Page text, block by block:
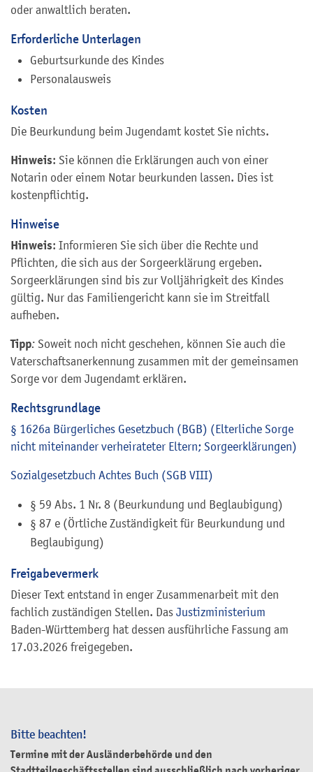
Bitte beachten!
Termine mit der Ausländerbehörde und den
oder anwaltlich beraten.
Erforderliche Unterlagen
Geburtsurkunde des Kindes
Personalausweis
Kosten
Die Beurkundung beim Jugendamt kostet Sie nichts.
Hinweis: Sie können die Erklärungen auch von einer
Notarin oder einem Notar beurkunden lassen. Dies ist
kostenpflichtig.
Hinweise
Hinweis: Informieren Sie sich über die Rechte und
Pflichten, die sich aus der Sorgeerklärung ergeben.
Sorgeerklärungen sind bis zur Volljährigkeit des Kindes
gültig. Nur das Familiengericht kann sie im Streitfall
aufheben.
Tipp: Soweit noch nicht geschehen, können Sie auch die
Vaterschaftsanerkennung zusammen mit der gemeinsamen
Sorge vor dem Jugendamt erklären.
Rechtsgrundlage
§ 1626a Bürgerliches Gesetzbuch (BGB) (Elterliche Sorge
nicht miteinander verheirateter Eltern; Sorgeerklärungen)
Sozialgesetzbuch Achtes Buch (SGB VIII)
§ 59 Abs. 1 Nr. 8 (Beurkundung und Beglaubigung)
§ 87 e (Örtliche Zuständigkeit für Beurkundung und
Beglaubigung)
Freigabevermerk
Dieser Text entstand in enger Zusammenarbeit mit den
fachlich zuständigen Stellen. Das Justizministerium
Baden-Württemberg hat dessen ausführliche Fassung am
17.03.2026 freigegeben.